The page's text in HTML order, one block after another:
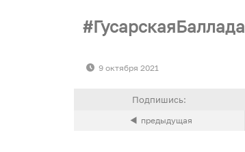
ГусарскаяБаллада
9 октября 2021